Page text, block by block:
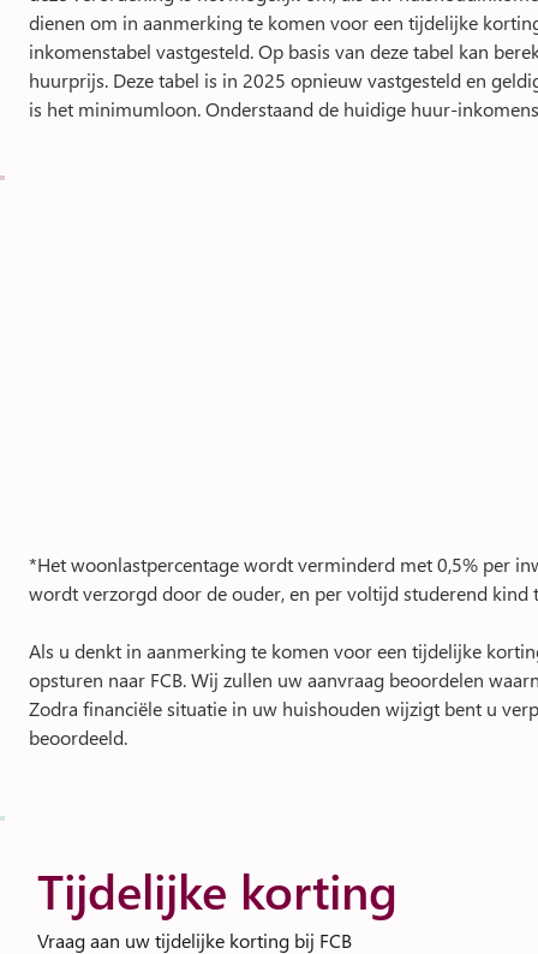
dienen om in aanmerking te komen voor een tijdelijke
inkomenstabel vastgesteld. Op basis van deze tabel kan
huurprijs. Deze tabel is in 2025 opnieuw vastgesteld en
is het minimumloon. Onderstaand de huidige huur-
*Het woonlastpercentage wordt verminderd met 0,5% per
wordt verzorgd door de ouder, en per voltijd studerend kind
Als u denkt in aanmerking te komen voor een tijdelijke
opsturen naar FCB. Wij zullen uw aanvraag beoordelen
Zodra financiële situatie in uw huishouden wijzigt bent u
beoordeeld.
Tijdelijke korting
Vraag aan uw tijdelijke korting bij FCB